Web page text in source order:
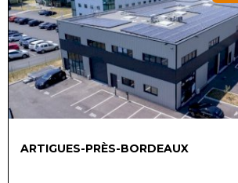
ARTIGUES-PRÈS-BORDEAUX